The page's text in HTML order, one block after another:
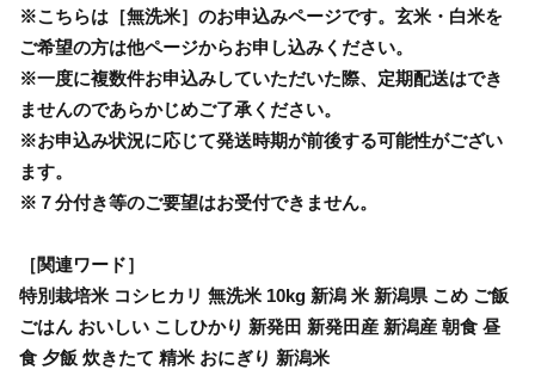
※こちらは［無洗米］のお申込みページです。玄米・白米を
ご希望の方は他ページからお申し込みください。
※一度に複数件お申込みしていただいた際、定期配送はでき
ませんのであらかじめご了承ください。
※お申込み状況に応じて発送時期が前後する可能性がござい
ます。
※７分付き等のご要望はお受付できません。
［関連ワード］
特別栽培米 コシヒカリ 無洗米 10kg 新潟 米 新潟県 こめ ご飯
ごはん おいしい こしひかり 新発田 新発田産 新潟産 朝食 昼
食 夕飯 炊きたて 精米 おにぎり 新潟米